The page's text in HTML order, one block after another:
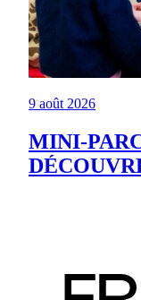
9 août 2026
MINI-